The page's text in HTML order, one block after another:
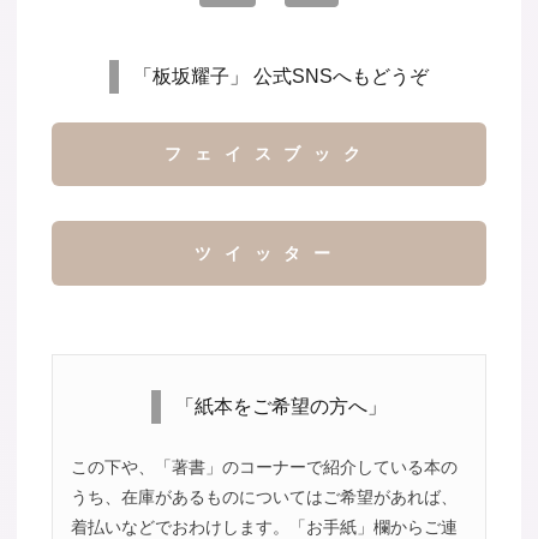
「板坂耀子」 公式SNSへもどうぞ
フェイスブック
ツイッター
「紙本をご希望の方へ」
この下や、「著書」のコーナーで紹介している本の
うち、在庫があるものについてはご希望があれば、
着払いなどでおわけします。「お手紙」欄からご連